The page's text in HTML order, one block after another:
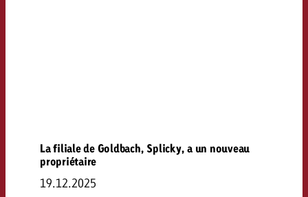
La filiale de Goldbach, Splicky, a un nouveau
propriétaire
19.12.2025